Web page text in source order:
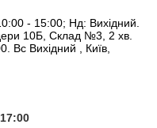
- 15:00; Нд: Вихідний.
10Б, Склад №3, 2 хв.
Вс Вихідний , Київ,